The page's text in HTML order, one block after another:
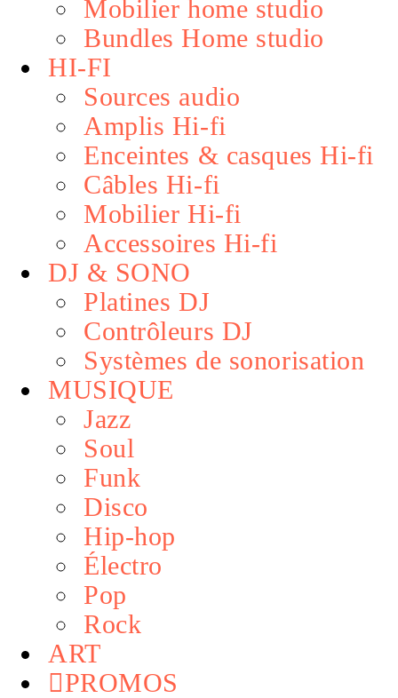
Mobilier home studio
Bundles Home studio
HI-FI
Sources audio
Amplis Hi-fi
Enceintes & casques Hi-fi
Câbles Hi-fi
Mobilier Hi-fi
Accessoires Hi-fi
DJ & SONO
Platines DJ
Contrôleurs DJ
Systèmes de sonorisation
MUSIQUE
Jazz
Soul
Funk
Disco
Hip-hop
Électro
Pop
Rock
ART
PROMOS